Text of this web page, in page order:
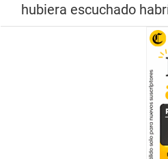
hubiera escuchado